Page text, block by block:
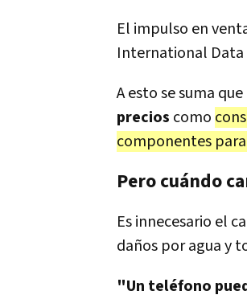
El impulso en
International Data
A esto se suma
precios como
componentes
Pero cuándo
Es innecesario el
daños por agua y
"Un teléfono